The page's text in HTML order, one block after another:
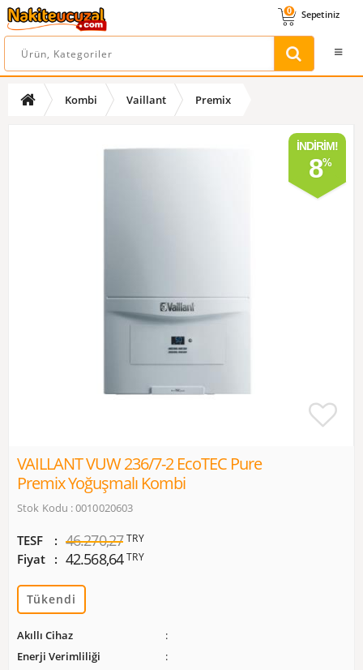
0 Sepetiniz
Kombi Vaillant Premix
VAILLANT VUW 236/7-2 EcoTEC Pure
Premix Yoğuşmalı Kombi
Stok Kodu : 0010020603
TESF 46.270,27 TRY
Fiyat 42.568,64 TRY
Tükendi
Akıllı Cihaz
Enerji Verimliliği
İNDIRIM!
8